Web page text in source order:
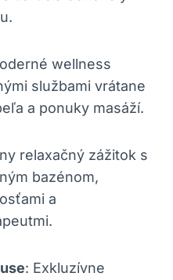
wellness
službami vrátane
a ponuky masáží.
relaxačný zážitok s
bazénom,
a
: Exkluzívne